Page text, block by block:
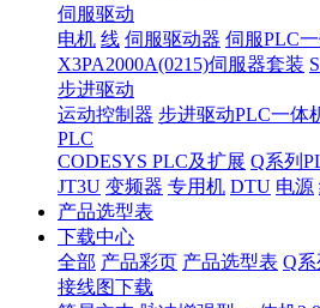
伺服驱动
电机 线 伺服驱动器 伺服PLC
X3PA2000A(0215)伺服器套装
步进驱动
运动控制器 步进驱动PLC一体
PLC
CODESYS PLC及扩展 Q系列
JT3U 变频器 专用机 DTU 电源
产品选型表
下载中心
全部 产品彩页 产品选型表 Q
接线图下载